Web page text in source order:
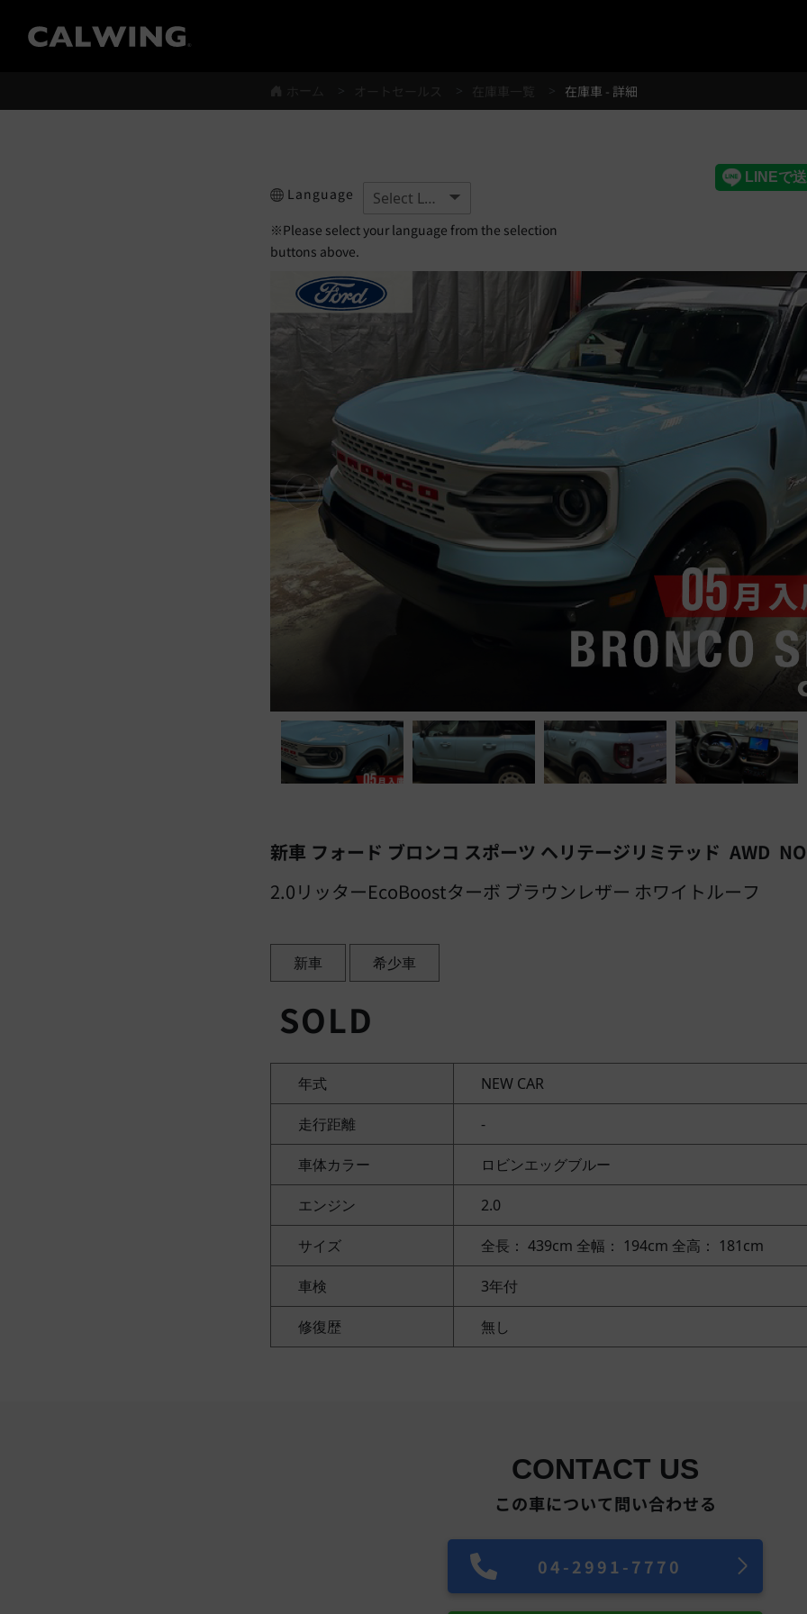
®
在庫車 - 詳細
Language
※Please select your language from the selection
buttons above.
新車 フォード ブロンコ スポーツ ヘリテージリミテッド AWD
2.0リッターEcoBoostターボ ブラウンレザー ホワイトルーフ
新車 希少車
SOLD
年式 NEW CAR
走行距離 -
車体カラー ロビンエッグブルー
エンジン 2.0
サイズ 全長： 439cm 全幅： 194cm 全高： 181cm
車検 3年付
修復歴 無し
CONTACT US
この車について問い合わせる
04-2991-7770